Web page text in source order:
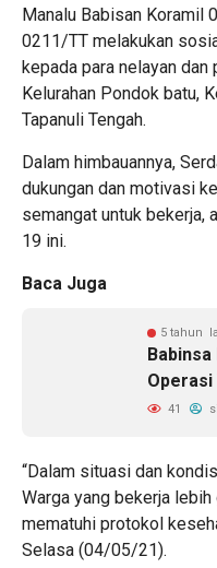
Manalu Babisan Koramil
0211/TT melakukan
kepada para nelayan
Kelurahan Pondok batu,
Tapanuli Tengah.
Dalam himbauannya,
dukungan dan motivasi
semangat untuk bekerja,
19 ini.
Baca Juga
5 tahun
41
“Dalam situasi dan
Warga yang bekerja
mematuhi protokol
Selasa (04/05/21).